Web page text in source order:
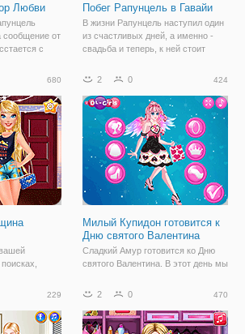
Любви
сообщение от
с
днями не
лучше?
Побег Рапунцель в Гавайи
В жизни Рапунцель наступил один
из счастливых дней, а именно -
свадьба и теперь, к ней стоит
проделать большую работу. Для
за помощью, ведь вы точно
сможете
680
играя
чудо-
и теперь
2 0 424
Милый Купидон готовится к
Дню святого Валентина
Сладкий Амур готовится ко Дню
святого Валентина. В этот день мы
открытку и подарок. Но кроме
специальные праздничные
одежды. Помочь Купидону
229 2 0 470